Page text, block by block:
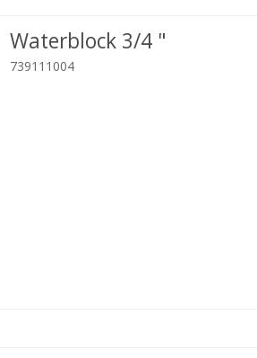
Waterblock 3/4 "
739111004